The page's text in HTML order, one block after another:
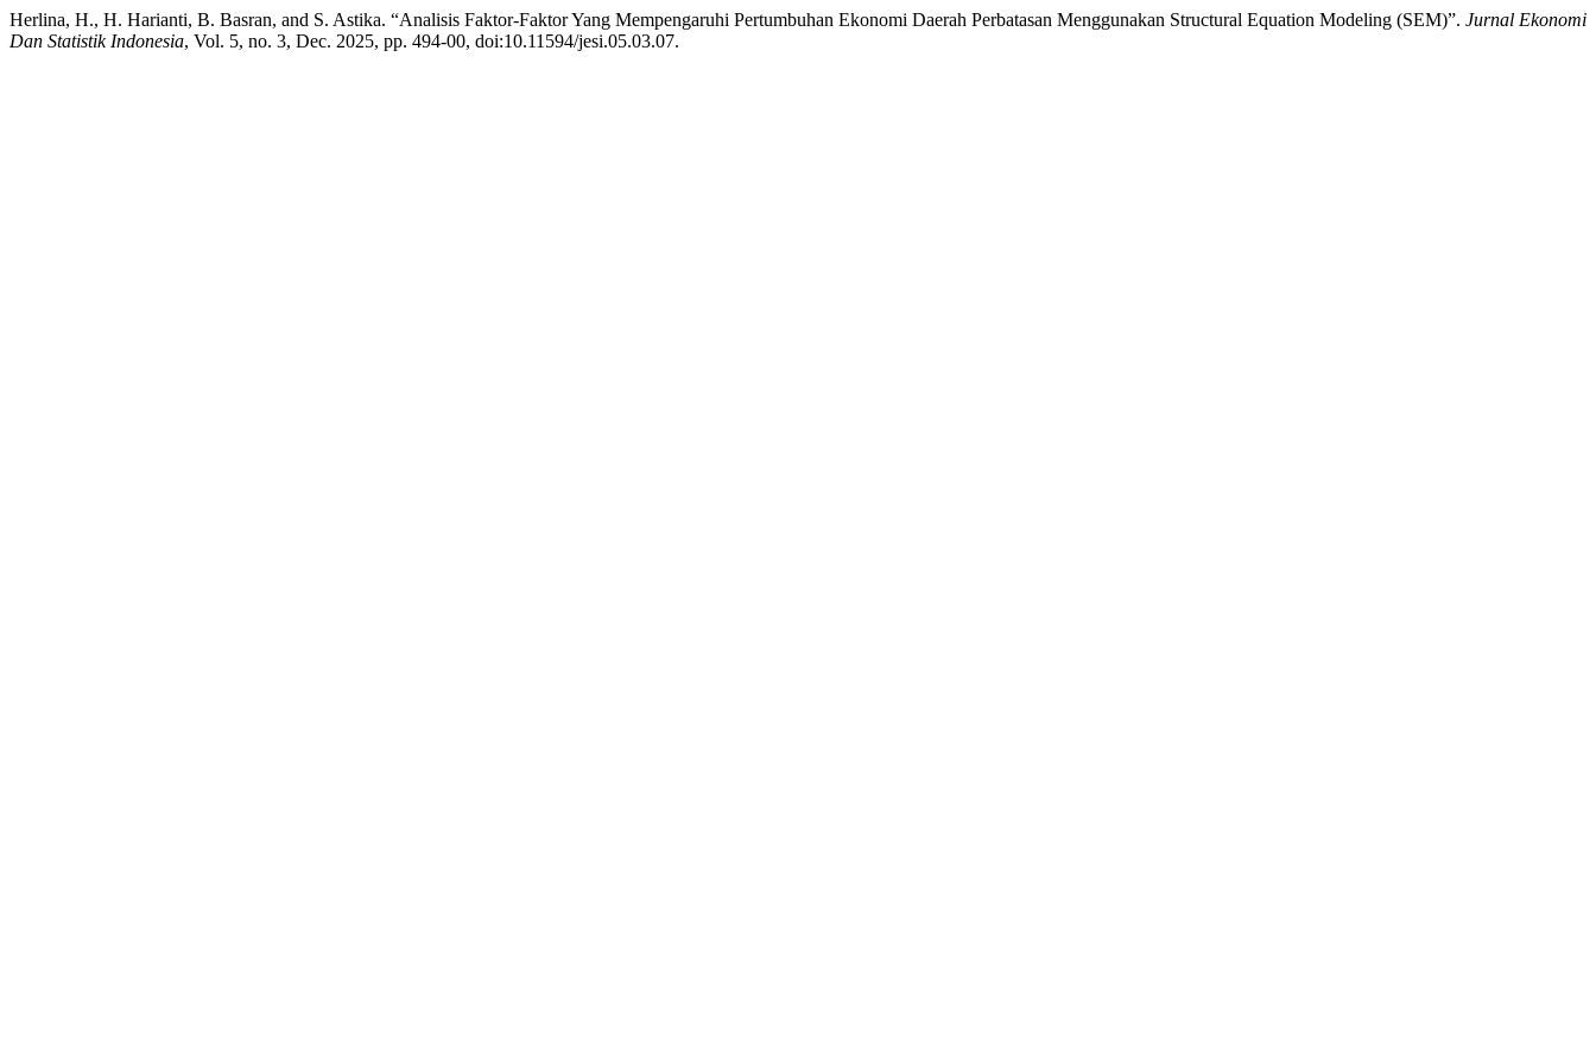
Herlina, H., H. Harianti, B. Basran, and S. Astika. “Analisis Faktor-Faktor Yang Mempengaruhi Pertumbuhan Ekonomi Daerah Perbatasan Menggunakan Structural Equation Modeling (SEM)”. Jurnal Ekonomi
Dan Statistik Indonesia, Vol. 5, no. 3, Dec. 2025, pp. 494-00, doi:10.11594/jesi.05.03.07.